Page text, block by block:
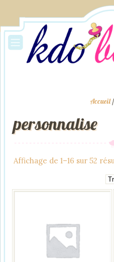
Accueil/
personnalise
Affichage de 1–16 sur 52